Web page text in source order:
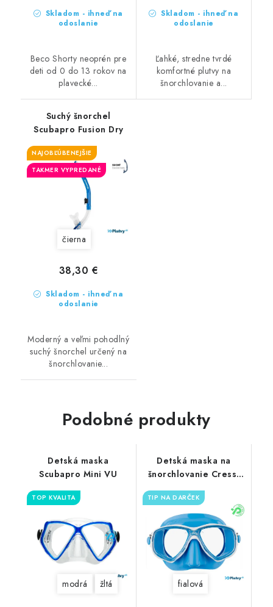
Skladom - ihneď na
odoslanie
Beco Shorty neoprén pre
deti od 0 do 13 rokov na
plavecké...
Skladom - ihneď na
odoslanie
Ľahké, stredne tvrdé
komfortné plutvy na
šnorchlovanie a...
Suchý šnorchel
Scubapro Fusion Dry
NAJOBĽÚBENEJŠIE
TAKMER VYPREDANÉ
čierna
Skladom - ihneď na
odoslanie
38,30 €
Moderný a veľmi pohodlný
suchý šnorchel určený na
šnorchlovanie...
Podobné produkty
Detská maska
Scubapro Mini VU
TOP KVALITA
modrá žltá
Detská maska na
šnorchlovanie Cressi
Marea Junior
TIP NA DARČEK
fialová